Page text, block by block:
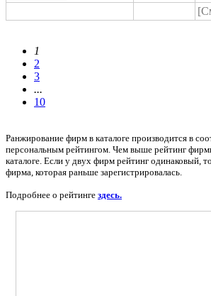
1
2
3
...
10
Ранжирование фирм в каталоге производится в
персональным рейтингом. Чем выше рейтинг
каталоге. Если у двух фирм рейтинг одинаковый,
фирма, которая раньше зарегистрировалась.
Подробнее о рейтинге здесь.